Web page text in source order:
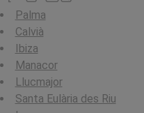
Palma
Calvià
Ibiza
Manacor
Llucmajor
Santa Eulària des Riu